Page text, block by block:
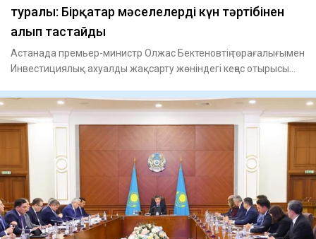
туралы: Бірқатар мәселелерді күн тәртібінен
алып тастайды
Астанада премьер-министр Олжас Бектеновтің төрағалығымен
Инвестициялық ахуалды жақсарту жөніндегі кеңес отырысы